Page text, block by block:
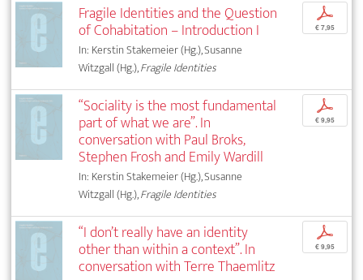
Fragile Identities and the Question
of Cohabitation – Introduction I
In: Kerstin Stakemeier (Hg.), Susanne
Witzgall (Hg.),Fragile Identities
p
€ 7,95
“Sociality is the most fundamental
part of what we are”. In
conversation with Paul Broks,
Stephen Frosh and Emily Wardill
In: Kerstin Stakemeier (Hg.), Susanne
Witzgall (Hg.),Fragile Identities
p
€ 9,95
“I don’t really have an identity
other than within a context”. In
conversation with Terre Thaemlitz
p
€ 9,95